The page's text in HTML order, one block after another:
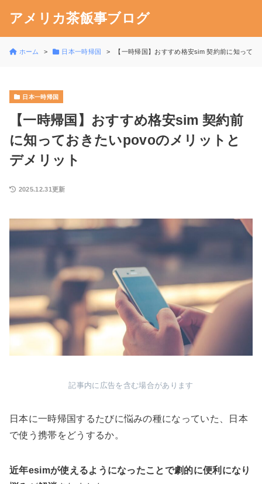
アメリカ茶飯事ブログ
ホーム 日本一時帰国 【一時帰国】おすすめ格安sim 契約前に知って
日本一時帰国
【一時帰国】おすすめ格安sim 契約前
に知っておきたいpovoのメリットと
デメリット
2025.12.31更新
記事内に広告を含む場合があります
日本に一時帰国するたびに悩みの種になっていた、日本
で使う携帯をどうするか。
近年esimが使えるようになったことで劇的に便利になり